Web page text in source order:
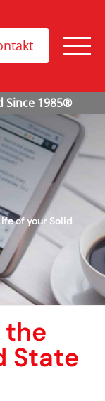
of your Solid
the
State